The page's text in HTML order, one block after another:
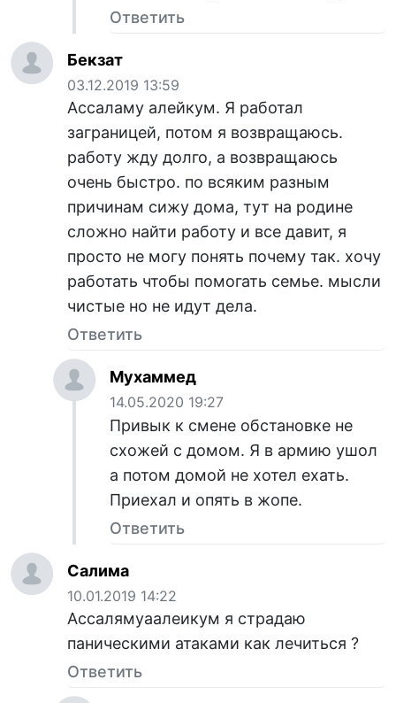
Ответить
Бекзат
03.12.2019 13:59
Ассаламу алейкум. Я работал
заграницей, потом я возвращаюсь.
работу жду долго, а возвращаюсь
очень быстро. по всяким разным
причинам сижу дома, тут на родине
сложно найти работу и все давит, я
просто не могу понять почему так. хочу
работать чтобы помогать семье. мысли
чистые но не идут дела.
Ответить
Мухаммед
14.05.2020 19:27
Привык к смене обстановке не
схожей с домом. Я в армию ушол
а потом домой не хотел ехать.
Приехал и опять в жопе.
Ответить
Салима
10.01.2019 14:22
Ассалямуаалеикум я страдаю
паническими атаками как лечиться ?
Ответить